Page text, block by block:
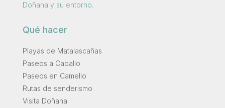
Doñana y su entorno.
Qué hacer
Playas de Matalascañas
Paseos a Caballo
Paseos en Camello
Rutas de senderismo
Visita Doñana